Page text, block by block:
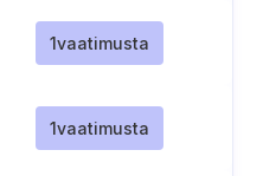
1vaatimusta
1vaatimusta